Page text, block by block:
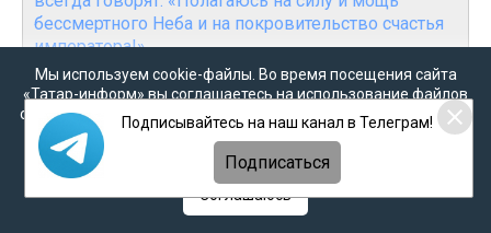
бессмертного Неба и на покровительство счастья
императора!»
Часть 17:«Мусульмане всех видов уже полностью
покорились и перешли на службу к татарам»
Часть 18:
«И когда Каан взошел на трон Империи,
Бату подчинил и покорил себе все края,
прилегающие к его территории»
Часть 19:
«Прежде всего, они захватили штурмом
город Булгар, который на весь мир славился
Мы используем cookie-файлы. Во время посещения сайта
«Татар-информ» вы соглашаетесь на использование файлов
cookie в соответствии с настоящим уведомлением, согласием
наобработку персональных данных,Политикой о
персональных данных
Политикой конфиденциальности
Соглашаюсь
Подписывайтесь на наш канал в Телеграм!
Подписаться